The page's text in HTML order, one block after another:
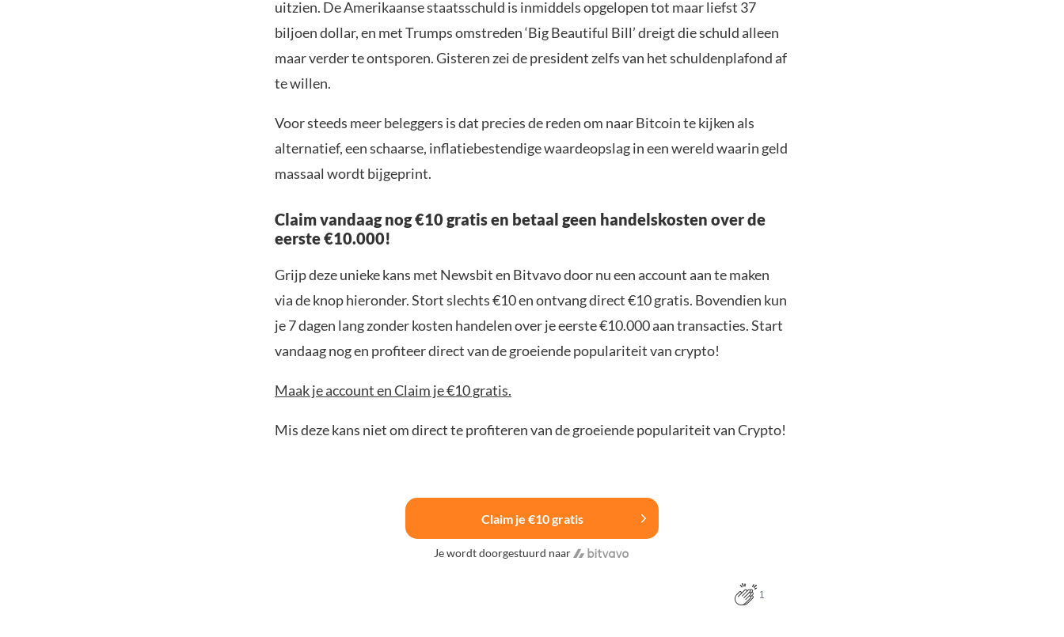
uitzien. De Amerikaanse staatsschuld is inmiddels opgelopen tot maar liefst 37
biljoen dollar, en met Trumps omstreden ‘Big Beautiful Bill’ dreigt die schuld alleen
maar verder te ontsporen. Gisteren zei de president zelfs van het schuldenplafond af
te willen.
Voor steeds meer beleggers is dat precies de reden om naar Bitcoin te kijken als
alternatief, een schaarse, inflatiebestendige waardeopslag in een wereld waarin geld
massaal wordt bijgeprint.
Claim vandaag nog €10 gratis en betaal geen handelskosten over de
eerste €10.000!
Grijp deze unieke kans met Newsbit en Bitvavo door nu een account aan te maken
via de knop hieronder. Stort slechts €10 en ontvang direct €10 gratis. Bovendien kun
je 7 dagen lang zonder kosten handelen over je eerste €10.000 aan transacties. Start
vandaag nog en profiteer direct van de groeiende populariteit van crypto!
Maak je account en Claim je €10 gratis.
Mis deze kans niet om direct te profiteren van de groeiende populariteit van Crypto!
Claim je €10 gratis
Je wordt doorgestuurd naar
1